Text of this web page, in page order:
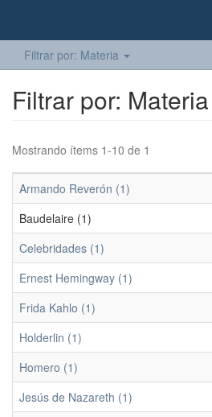
Filtrar por: Materia
Filtrar por: Materia
Mostrando ítems 1-10 de 1
Armando Reverón (1)
Baudelaire (1)
Celebridades (1)
Ernest Hemingway (1)
Frida Kahlo (1)
Holderlin (1)
Homero (1)
Jesús de Nazareth (1)